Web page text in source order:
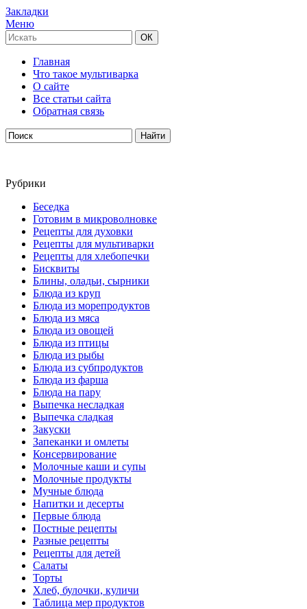
Закладки
Меню
Главная
Что такое мультиварка
О сайте
Все статьи сайта
Обратная связь
Рубрики
Беседка
Готовим в микроволновке
Рецепты для духовки
Рецепты для мультиварки
Рецепты для хлебопечки
Бисквиты
Блины, оладьи, сырники
Блюда из круп
Блюда из морепродуктов
Блюда из мяса
Блюда из овощей
Блюда из птицы
Блюда из рыбы
Блюда из субпродуктов
Блюда из фарша
Блюда на пару
Выпечка несладкая
Выпечка сладкая
Закуски
Запеканки и омлеты
Консервирование
Молочные каши и супы
Молочные продукты
Мучные блюда
Напитки и десерты
Первые блюда
Постные рецепты
Разные рецепты
Рецепты для детей
Салаты
Торты
Хлеб, булочки, куличи
Таблица мер продуктов